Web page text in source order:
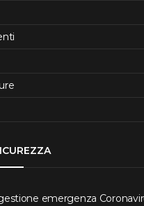
emergenza